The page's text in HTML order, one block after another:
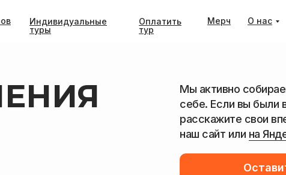
Индивидуальные
туры
О нас
Оплатить
тур
Мерч
Мы активно
себе. Если вы были
расскажите свои
наш сайт или на